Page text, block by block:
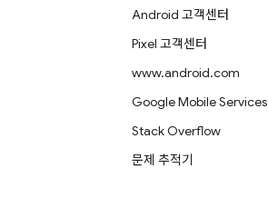
Android 고객센터
Pixel 고객센터
www.android.com
Google Mobile Services
Stack Overflow
문제 추적기